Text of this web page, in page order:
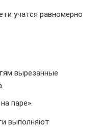
учатся равномерно
вырезанные
паре».
выполняют